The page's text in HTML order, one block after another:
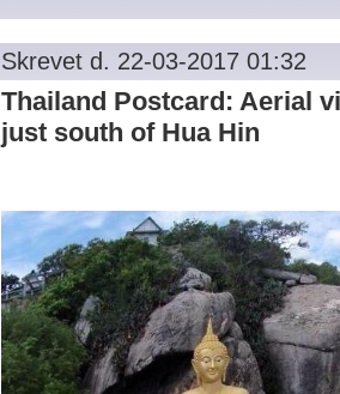
Skrevet d. 22-03-2017 01:32
Thailand Postcard: Aerial
just south of Hua Hin